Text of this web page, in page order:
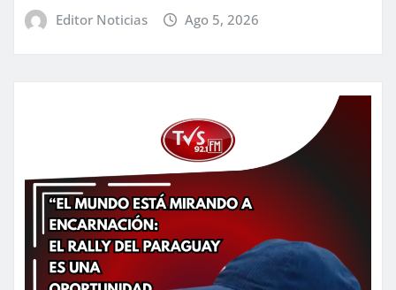
Editor Noticias Ago 5, 2026